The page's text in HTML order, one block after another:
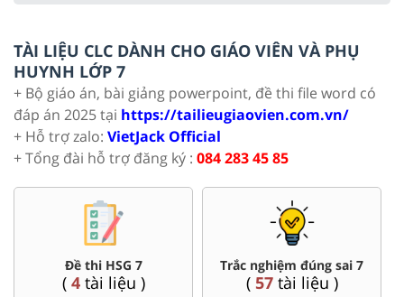
TÀI LIỆU CLC DÀNH CHO GIÁO VIÊN VÀ PHỤ
HUYNH LỚP 7
+ Bộ giáo án, bài giảng powerpoint, đề thi file word có
đáp án 2025 tại https://tailieugiaovien.com.vn/
+ Hỗ trợ zalo: VietJack Official
+ Tổng đài hỗ trợ đăng ký : 084 283 45 85
Đề thi HSG 7
( 4tài liệu )
Trắc nghiệm đúng sai 7
( 57tài liệu )